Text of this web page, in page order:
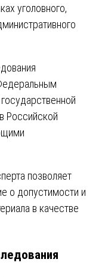
уголовного,
Российской
позволяет
о допустимости и
в качестве